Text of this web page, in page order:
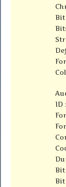
Bit
ID
Bit
Bit